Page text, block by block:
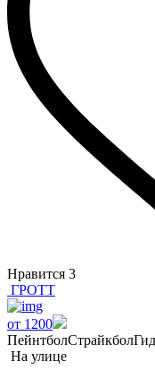
Нравится 3
ГРОТТ
от 1200
ПейнтболСтрайкбол
На улице